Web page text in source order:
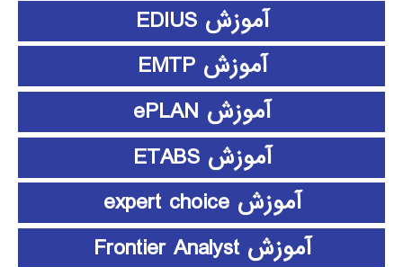
آموزش EDIUS
آموزش EMTP
آموزش ePLAN
آموزش ETABS
آموزش expert choice
آموزش Frontier Analyst